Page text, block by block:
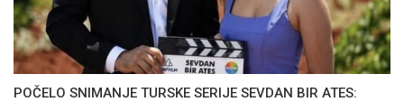
POČELO SNIMANJE TURSKE SERIJE SEVDAN BIR ATES: